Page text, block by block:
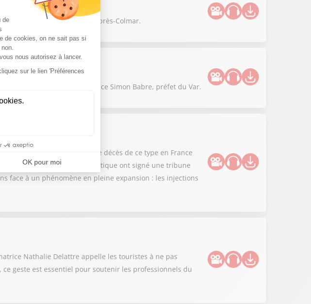
de football de Herrlisheim-près-Colmar.
depuis le 21 juillet, annonce Simon Babre, préfet du Var.
illégale, le deuxième décès de ce type en France
de médecine esthétique ont signé une tribune
face à un phénomène en pleine expansion : les injections
Nathalie Delattre appelle les touristes à ne pas
geste est essentiel pour soutenir les professionnels du